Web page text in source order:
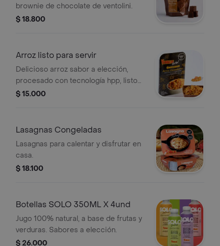
brownie de chocolate de ventolini.
$ 18.800
Arroz listo para servir
Delicioso arroz sabor a elección,
procesado con tecnología hpp, listo
para consumir. Solo 2 minutos en
$ 15.000
Lasagnas Congeladas
Lasagnas para calentar y disfrutar en
casa.
$ 18.100
Botellas SOLO 350ML X 4und
Jugo 100% natural, a base de frutas y
verduras. Sabores a elección.
$ 26.000